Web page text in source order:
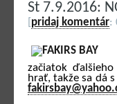
St 7.9.2016:
pridaj komentár:
začiatok
hrať, takže sa dá